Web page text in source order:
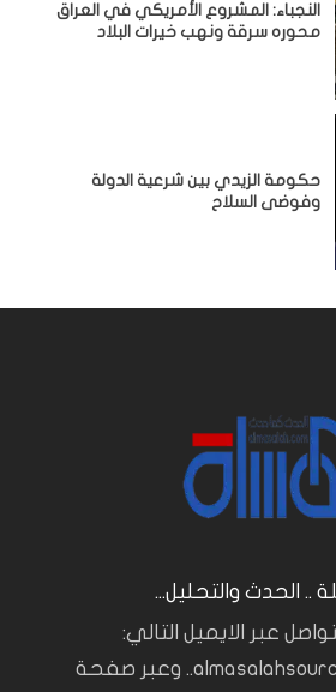
النجباء: المشروع الأمريكي في العراق
محوره سرقة ونهب خيرات البلاد
حكومة الزيدي بين شرعية الدولة
وفوضى السلاح
.. الحدث والتحليل...
عبر الايميل التالي:
almasalahsources@gmail.com.. وعبر صفحة